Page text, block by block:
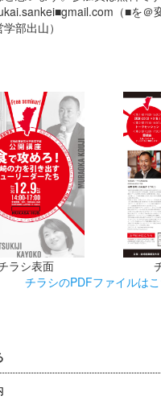
（■を＠
部出山）
ラシ表面
チラシのPDFファイルは